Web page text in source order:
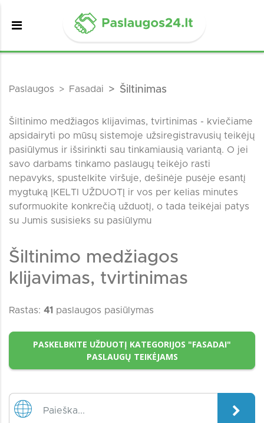
Paslaugos Fasadai Šiltinimas
Šiltinimo medžiagos klijavimas, tvirtinimas - kviečiame
apsidairyti po mūsų sistemoje užsiregistravusių teikėjų
pasiūlymus ir išsirinkti sau tinkamiausią variantą. O jei
savo darbams tinkamo paslaugų teikėjo rasti
nepavyks, spustelkite viršuje, dešinėje pusėje esantį
mygtuką ĮKELTI UŽDUOTĮ ir vos per kelias minutes
suformuokite konkrečią užduotį, o tada teikėjai patys
su Jumis susisieks su pasiūlymu
Šiltinimo medžiagos
klijavimas, tvirtinimas
Rastas: 41 paslaugos pasiūlymas
PASKELBKITE UŽDUOTĮ KATEGORIJOS "FASADAI"
PASLAUGŲ TEIKĖJAMS